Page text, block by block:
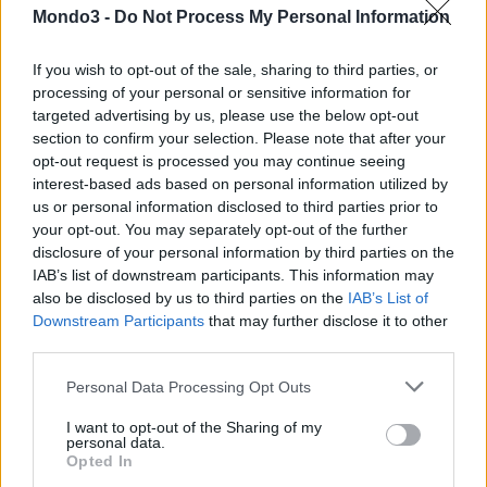
Mondo3 - Do Not Process My Personal Information
If you wish to opt-out of the sale, sharing to third parties, or
processing of your personal or sensitive information for
targeted advertising by us, please use the below opt-out
section to confirm your selection. Please note that after your
opt-out request is processed you may continue seeing
interest-based ads based on personal information utilized by
us or personal information disclosed to third parties prior to
your opt-out. You may separately opt-out of the further
disclosure of your personal information by third parties on the
IAB’s list of downstream participants. This information may
also be disclosed by us to third parties on the IAB’s List of
Downstream Participants that may further disclose it to other
Personal Data Processing Opt Outs
I want to opt-out of the Sharing of my
personal data.
Opted In
1.630.031 chilometri di fibra che collegano 125 città europee
in 34 paesi dell’EMEA
11.000 chilometri di rete metropolitana in 23 paesi e negli
Emirati Arabi Uniti
12 stazioni di atterraggio dei cavi in sei paesi
10 sistemi di cavi sottomarini, sei transatlantici e quattro
all’interno dell’Europa.
Questa acquisizione, che porta a Colt ulteriori 2700 clienti tra
cui società blue chip, grandi aziende e clienti dal settore
pubblico, permette alla multinazionale di espandere la portata
della propria infrastruttura digitale tramite PoP (punti di
Serbia, Slovenia, Sudafrica e Turchia.